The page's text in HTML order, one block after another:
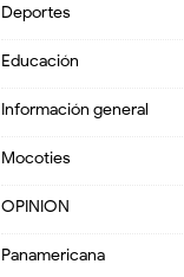
Deportes
Educación
Información general
Mocoties
OPINION
Panamericana